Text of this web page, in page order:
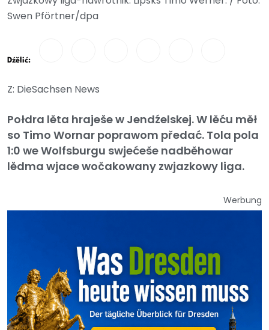
Swen Pförtner/dpa
Dźělić:
Z: DieSachsen News
Połdra lěta hraješe w Jendźelskej. W lěću měł
so Timo Wornar poprawom předać. Tola pola
1:0 we Wolfsburgu swjećeše nadběhowar
lědma wjace wočakowany zwjazkowy liga.
Werbung